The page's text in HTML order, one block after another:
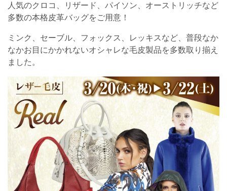
人気のクロコ、リザード、パイソン、オーストリッチなど
多数の本格皮革バッグをご用意！
ミンク、セーブル、フォックス、レッキスなど、普段なか
なかお目にかかれないオシャレな毛皮製品を多数取り揃え
ました。